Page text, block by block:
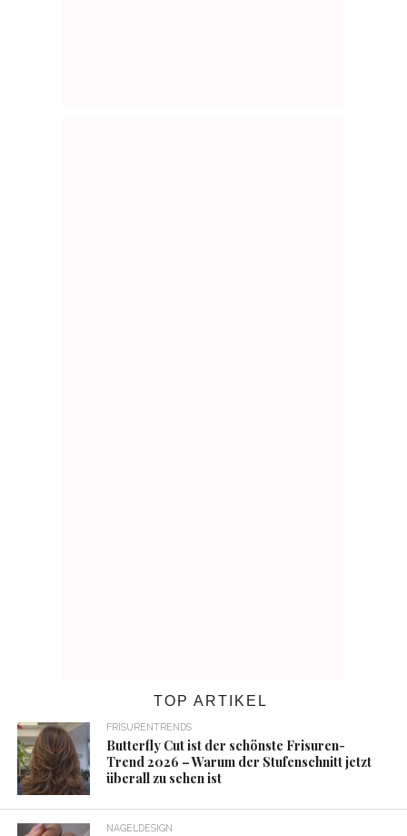
TOP ARTIKEL
FRISURENTRENDS
Butterfly Cut ist der schönste Frisuren-
Trend 2026 – Warum der Stufenschnitt jetzt
überall zu sehen ist
NAGELDESIGN